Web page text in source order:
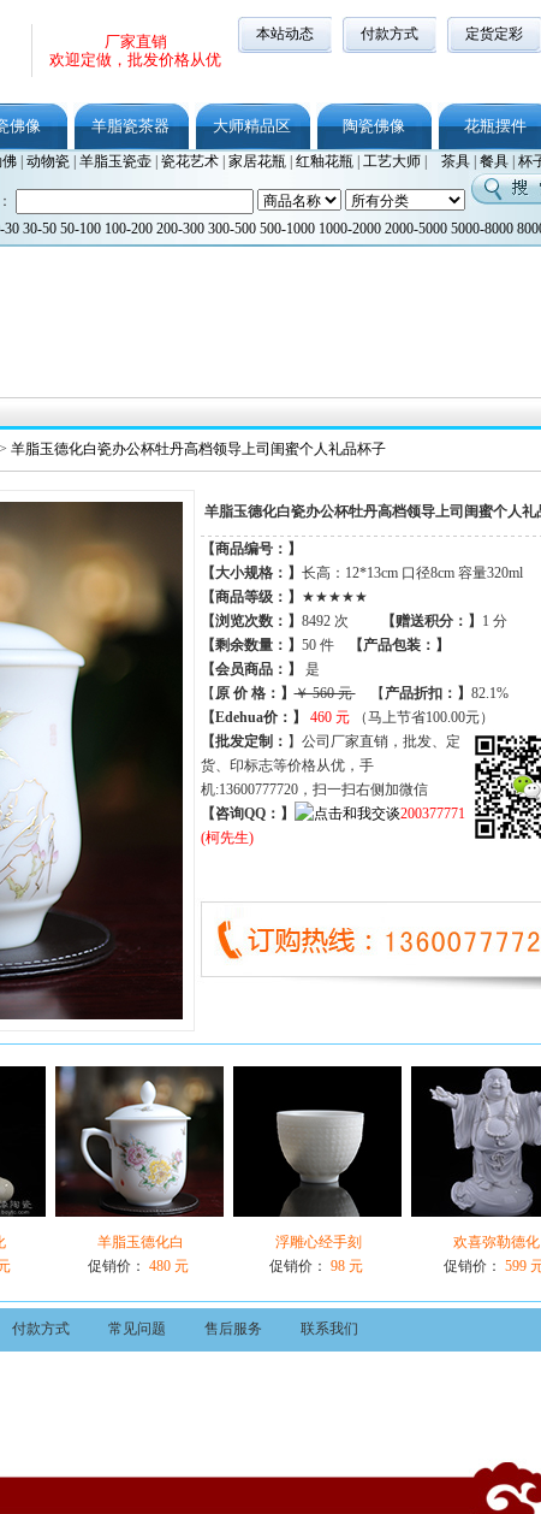
厂家直销
欢迎定做，批发价格从优
本站动态 付款方式 定货定彩
佛像 羊脂瓷茶器 大师精品区 陶瓷佛像 花瓶摆件
| 动物瓷| 羊脂玉瓷壶| 瓷花艺术| 家居花瓶| 红釉花瓶| 工艺大师| 茶具| 餐具| 杯
30 30-50 50-100 100-200 200-300 300-500 500-1000 1000-2000 2000-5000 5000-8000
羊脂玉德化白瓷办公杯牡丹高档领导上司闺蜜个人礼品杯子
羊脂玉德化白瓷办公杯牡丹高档领导上司闺蜜个人礼
【商品编号：】
【大小规格：】 长高：12*13cm 口径8cm 容量320ml
【商品等级：】
★★★★★
【浏览次数：】 8492 次 【赠送积分：】
1 分
【剩余数量：】 50 件【产品包装：】
【会员商品： 】
是
【 原 价 格： 】￥ 560 元【 产品折扣： 】 82.1%
【Edehua价：】
460 元
（马上节省100.00元）
【批发定制： 】公司厂家直销，批发、定
货、印标志等价格从优，手
机:13600777720，扫一扫右侧加微信
【咨询QQ：】
200377771
(柯先生)
羊脂玉德化白
促销价： 480 元
浮雕心经手刻
促销价： 98 元
欢喜弥勒德化
促销价： 599
付款方式 常见问题 售后服务 联系我们